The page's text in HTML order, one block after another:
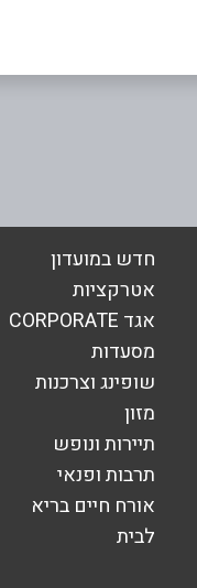
אימייל*
חדש במועדון
אטרקציות
אגד CORPORATE
מסעדות
שופינג וצרכנות
מזון
תיירות ונופש
תרבות ופנאי
אורח חיים בריא
לבית